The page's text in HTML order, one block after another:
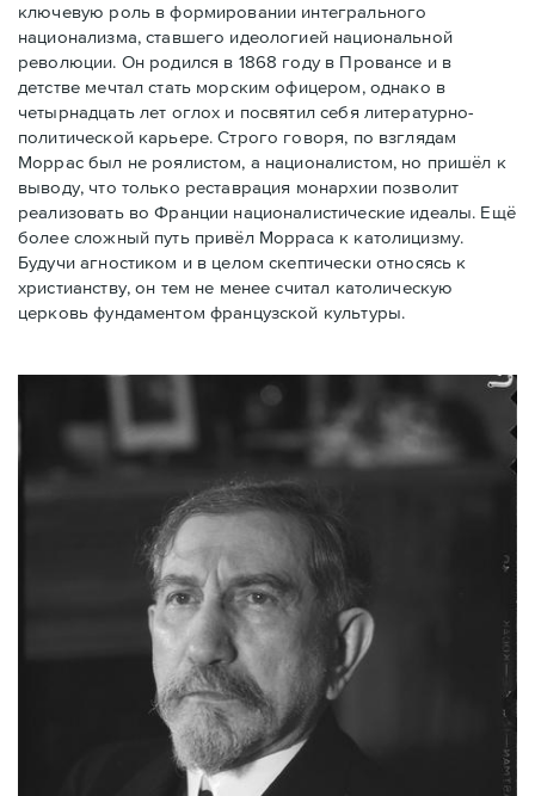
ключевую роль в формировании интегрального
национализма, ставшего идеологией национальной
революции. Он родился в 1868 году в Провансе и в
детстве мечтал стать морским офицером, однако в
четырнадцать лет оглох и посвятил себя литературно-
политической карьере. Строго говоря, по взглядам
Моррас был не роялистом, а националистом, но пришёл к
выводу, что только реставрация монархии позволит
реализовать во Франции националистические идеалы. Ещё
более сложный путь привёл Морраса к католицизму.
Будучи агностиком и в целом скептически относясь к
христианству, он тем не менее считал католическую
церковь фундаментом французской культуры.